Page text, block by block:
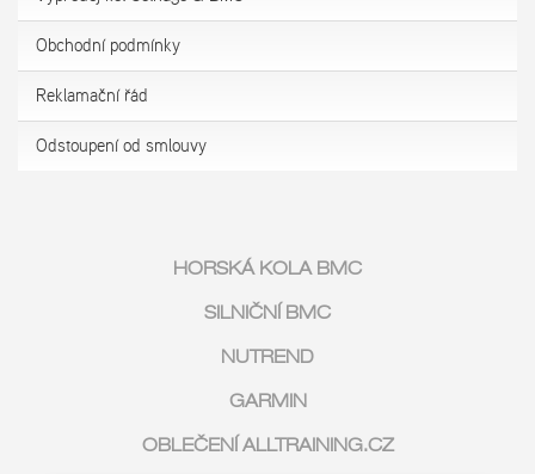
Obchodní podmínky
Reklamační řád
Odstoupení od smlouvy
HORSKÁ KOLA BMC
SILNIČNÍ BMC
NUTREND
GARMIN
OBLEČENÍ ALLTRAINING.CZ